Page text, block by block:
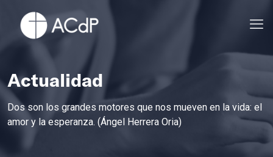
Actualidad
Dos son los grandes motores que nos mueven en la vida: el
amor y la esperanza. (Ángel Herrera Oria)